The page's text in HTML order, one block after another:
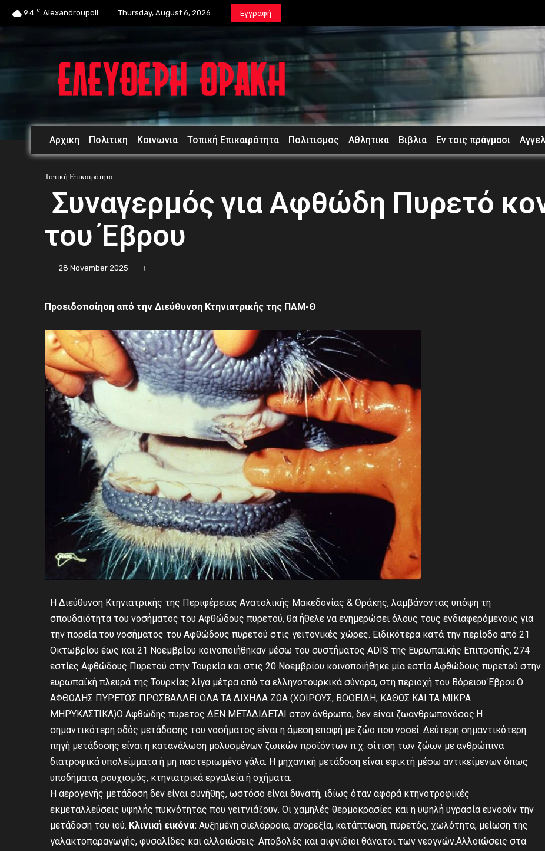
9.4 C Alexandroupoli Thursday, August 6, 2026 Εγγραφή
Αρχικη Πολιτικη Κοινωνια Τοπική Επικαιρότητα Πολιτισμος Αθλητικα Βιβλια Εν τοις πράγμασι
Τοπική Επικαιρότητα
Συναγερμός για Αφθώδη Πυρετό
του Έβρου
28 November 2025
Προειδοποίηση από την Διεύθυνση Κτηνιατρικής της ΠΑΜ-Θ
Η Διεύθυνση Κτηνιατρικής της Περιφέρειας Ανατολικής Μακεδονίας & Θράκης, λαμβάνοντας υπόψη τη
σπουδαιότητα του νοσήματος του Αφθώδους πυρετού, θα ήθελε να ενημερώσει όλους τους ενδιαφερόμενους για
την πορεία του νοσήματος του Αφθώδους πυρετού στις γειτονικές χώρες. Ειδικότερα κατά την περίοδο από 21
Οκτωβρίου έως και 21 Νοεμβρίου κοινοποιήθηκαν μέσω του συστήματος ADIS της Ευρωπαϊκής Επιτροπής, 274
εστίες Αφθώδους Πυρετού στην Τουρκία και στις 20 Νοεμβρίου κοινοποιήθηκε μία εστία Αφθώδους πυρετού στην
ευρωπαϊκή πλευρά της Τουρκίας λίγα μέτρα από τα ελληνοτουρκικά σύνορα, στη περιοχή του Βόρειου Έβρου.Ο
ΑΦΘΩΔΗΣ ΠΥΡΕΤΟΣ ΠΡΟΣΒΑΛΛΕΙ ΟΛΑ ΤΑ ΔΙΧΗΛΑ ΖΩΑ (ΧΟΙΡΟΥΣ, ΒΟΟΕΙΔΗ, ΚΑΘΩΣ ΚΑΙ ΤΑ ΜΙΚΡΑ
ΜΗΡΥΚΑΣΤΙΚΑ)Ο Αφθώδης πυρετός ΔΕΝ ΜΕΤΑΔΙΔΕΤΑΙ στον άνθρωπο, δεν είναι ζωανθρωπονόσος.Η
σημαντικότερη οδός μετάδοσης του νοσήματος είναι η άμεση επαφή με ζώο που νοσεί. Δεύτερη σημαντικότερη
πηγή μετάδοσης είναι η κατανάλωση μολυσμένων ζωικών προϊόντων π.χ. σίτιση των ζώων με ανθρώπινα
διατροφικά υπολείμματα ή μη παστεριωμένο γάλα. Η μηχανική μετάδοση είναι εφικτή μέσω αντικείμενων όπως
υποδήματα, ρουχισμός, κτηνιατρικά εργαλεία ή οχήματα.
Η αερογενής μετάδοση δεν είναι συνήθης, ωστόσο είναι δυνατή, ιδίως όταν αφορά κτηνοτροφικές
εκμεταλλεύσεις υψηλής πυκνότητας που γειτνιάζουν. Οι χαμηλές θερμοκρασίες και η υψηλή υγρασία ευνοούν την
μετάδοση του ιού. Κλινική εικόνα: Αυξημένη σιελόρροια, ανορεξία, κατάπτωση, πυρετός, χωλότητα, μείωση της
γαλακτοπαραγωγής, φυσαλίδες και αλλοιώσεις. Αποβολές και αιφνίδιοι θάνατοι των νεογνών.Αλλοιώσεις στα